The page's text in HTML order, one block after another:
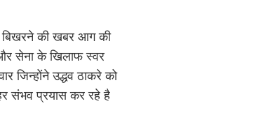
बिखरने की खबर आग की
सेना के खिलाफ स्वर
जिन्होंने उद्धव ठाकरे को
संभव प्रयास कर रहे है